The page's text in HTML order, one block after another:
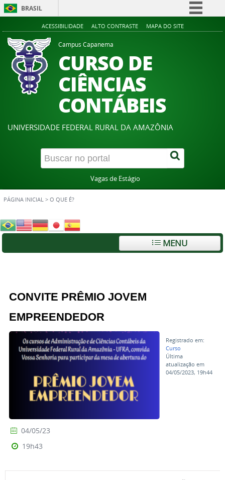
BRASIL
Simplifique!
Participe
Acesso à informação
Legislação
Canais
ACESSIBILIDADE ALTO CONTRASTE MAPA DO SITE
Campus Capanema
CURSO DE
CIÊNCIAS
CONTÁBEIS
UNIVERSIDADE FEDERAL RURAL DA AMAZÔNIA
Vagas de Estágio
PÁGINA INICIAL > O QUE É?
MENU
CONVITE PRÊMIO JOVEM
EMPREENDEDOR
Registrado em:
Curso
Última
atualização em
04/05/2023, 19h44
04/05/23
19h43